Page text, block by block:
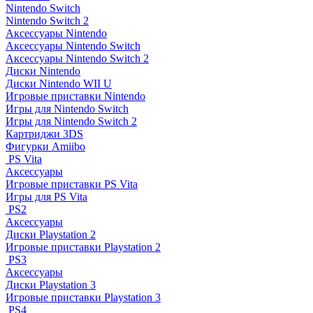
Nintendo Switch
Nintendo Switch 2
Аксессуары Nintendo
Аксессуары Nintendo Switch
Аксессуары Nintendo Switch 2
Диски Nintendo
Диски Nintendo WII U
Игровые приставки Nintendo
Игры для Nintendo Switch
Игры для Nintendo Switch 2
Картриджи 3DS
Фигурки Amiibo
PS Vita
Аксессуары
Игровые приставки PS Vita
Игры для PS Vita
PS2
Аксессуары
Диски Playstation 2
Игровые приставки Playstation 2
PS3
Аксессуары
Диски Playstation 3
Игровые приставки Playstation 3
PS4